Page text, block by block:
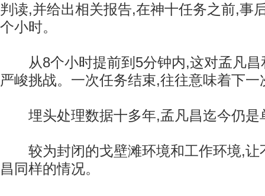
判读,并给出相关报告,在神十任务之前,事
个小时。
从8个小时提前到5分钟内,这对孟凡昌
严峻挑战。一次任务结束,往往意味着下
埋头处理数据十多年,孟凡昌迄今仍是
较为封闭的戈壁滩环境和工作环境,让
昌同样的情况。